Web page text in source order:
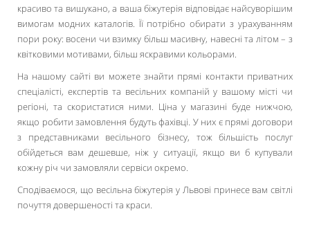
красиво та вишукано, а ваша біжутерія відповідає найсуворішим
вимогам модних каталогів. Її потрібно обирати з урахуванням
пори року: восени чи взимку більш масивну, навесні та літом – з
квітковими мотивами, більш яскравими кольорами.
На нашому сайті ви можете знайти прямі контакти приватних
спеціалісті, експертів та весільних компаній у вашому місті чи
регіоні, та скористатися ними. Ціна у магазині буде нижчою,
якщо робити замовлення будуть фахівці. У них є прямі договори
з представниками весільного бізнесу, тож більшість послуг
обійдеться вам дешевше, ніж у ситуації, якщо ви б купували
кожну річ чи замовляли сервіси окремо.
Сподіваємося, що весільна біжутерія у Львові принесе вам світлі
почуття довершеності та краси.